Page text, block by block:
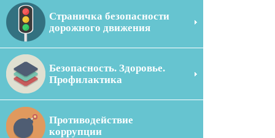
Страничка безопасности
дорожного движения
Безопасность. Здоровье.
Профилактика
Противодействие
коррупции